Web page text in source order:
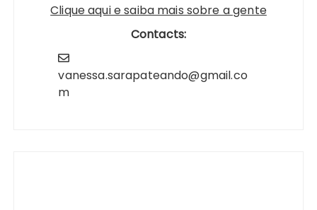
Clique aqui e saiba mais sobre a gente
Contacts:
vanessa.sarapateando@gmail.co
m